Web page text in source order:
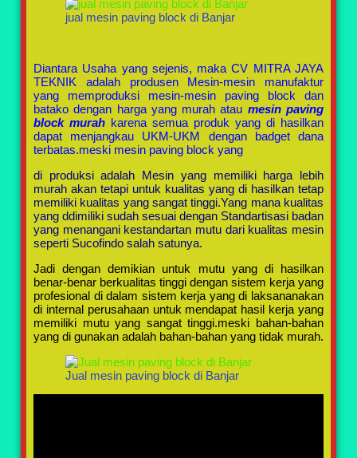
jual mesin paving block di Banjar
Diantara Usaha yang sejenis, maka CV MITRA JAYA
TEKNIK adalah produsen Mesin-mesin manufaktur
yang memproduksi mesin-mesin paving block dan
batako dengan harga yang murah atau mesin paving
block murah karena semua produk yang di hasilkan
dapat menjangkau UKM-UKM dengan badget dana
terbatas.meski mesin paving block yang
di produksi adalah Mesin yang memiliki harga lebih
murah akan tetapi untuk kualitas yang di hasilkan tetap
memiliki kualitas yang sangat tinggi.Yang mana kualitas
yang ddimiliki sudah sesuai dengan Standartisasi badan
yang menangani kestandartan mutu dari kualitas mesin
seperti Sucofindo salah satunya.
Jadi dengan demikian untuk mutu yang di hasilkan
benar-benar berkualitas tinggi dengan sistem kerja yang
profesional di dalam sistem kerja yang di laksananakan
di internal perusahaan untuk mendapat hasil kerja yang
memiliki mutu yang sangat tinggi.meski bahan-bahan
yang di gunakan adalah bahan-bahan yang tidak murah.
Jual mesin paving block di Banjar